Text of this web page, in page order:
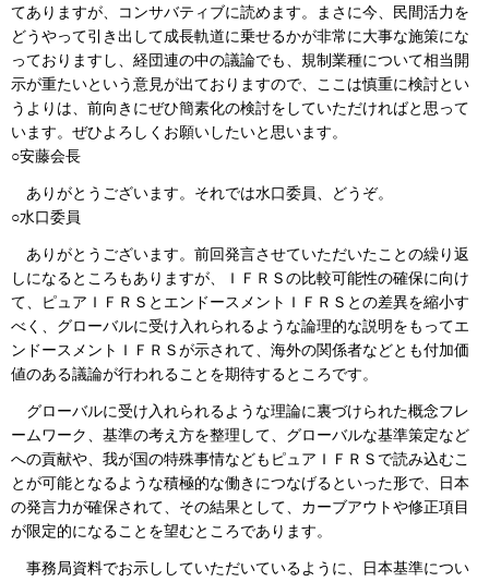
てありますが、コンサバティブに読めます。まさに今、民間活力を
どうやって引き出して成長軌道に乗せるかが非常に大事な施策にな
っておりますし、経団連の中の議論でも、規制業種について相当開
示が重たいという意見が出ておりますので、ここは慎重に検討とい
うよりは、前向きにぜひ簡素化の検討をしていただければと思って
います。ぜひよろしくお願いしたいと思います。
○安藤会長
ありがとうございます。それでは水口委員、どうぞ。
○水口委員
ありがとうございます。前回発言させていただいたことの繰り返
しになるところもありますが、ＩＦＲＳの比較可能性の確保に向け
て、ピュアＩＦＲＳとエンドースメントＩＦＲＳとの差異を縮小す
べく、グローバルに受け入れられるような論理的な説明をもってエ
ンドースメントＩＦＲＳが示されて、海外の関係者などとも付加価
値のある議論が行われることを期待するところです。
グローバルに受け入れられるような理論に裏づけられた概念フレ
ームワーク、基準の考え方を整理して、グローバルな基準策定など
への貢献や、我が国の特殊事情などもピュアＩＦＲＳで読み込むこ
とが可能となるような積極的な働きにつなげるといった形で、日本
の発言力が確保されて、その結果として、カーブアウトや修正項目
が限定的になることを望むところであります。
事務局資料でお示ししていただいているように、日本基準につい